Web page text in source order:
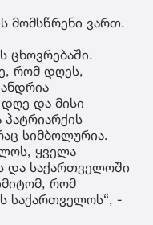
მომსწრენი ვართ.
ცხოვრებაში.
რომ დღეს,
და მისი
სიმბოლურია.
ყველა
და საქართველოში
რომ
საქართველოს“, -